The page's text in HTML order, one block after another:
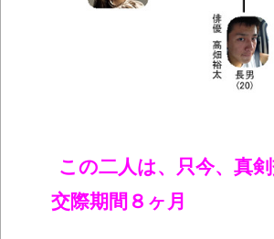
この二人は、只今、真
交際期間８ヶ月